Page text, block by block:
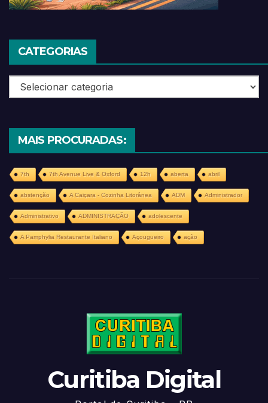
CATEGORIAS
Categorias
MAIS PROCURADAS:
7th 7th Avenue Live & Oxford 12h aberta abril
abstenção A Caiçara - Cozinha Litorânea ADM Administrador
Administrativo ADMINISTRAÇÃO adolescente
A Pamphylia Restaurante Italiano Açougueiro ação
Curitiba Digital